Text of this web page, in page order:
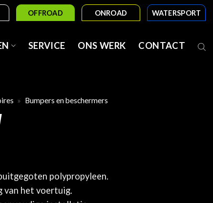
OFFROAD ONROAD WATERSPORT
SERVICE ONS WERK CONTACT
» Bumpers en beschermers
polypropyleen.
van het voertuig.